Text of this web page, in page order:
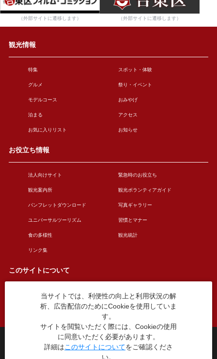
（外部サイトに遷移します） （外部サイトに遷移します）
観光情報
特集 スポット・体験
グルメ 祭り・イベント
モデルコース おみやげ
泊まる アクセス
お気に入りリスト お知らせ
お役立ち情報
法人向けサイト 緊急時のお役立ち
観光案内所 観光ボランティアガイド
パンフレットダウンロード 写真ギャラリー
ユニバーサルツーリズム 習慣とマナー
食の多様性 観光統計
リンク集
このサイトについて
このサイトについて 広告掲載について
お問い合わせ
台東区役所観光課
〒110-8615 東京都台東区東上野4丁目5番6号
TEL：03-5246-1151
当サイトでは、利便性の向上と利用状況の解
析、広告配信のためにCookieを使用していま
す。
サイトを閲覧いただく際には、Cookieの使用
に同意いただく必要があります。
詳細はこのサイトについてをご確認くださ
い。